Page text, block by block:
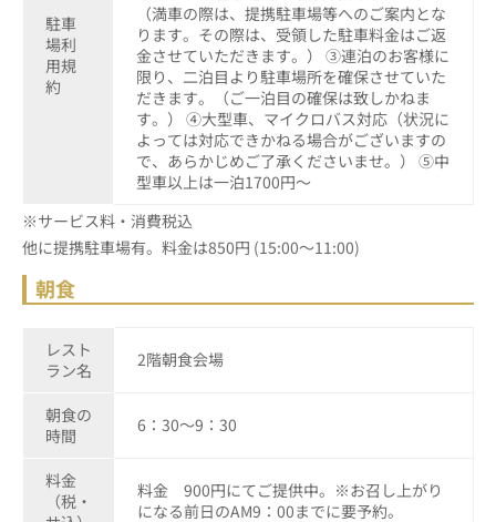
駐車
場利
用規
約
（満車の際は、提携駐車場等へのご案内とな
ります。その際は、受領した駐車料金はご返
金させていただきます。） ③連泊のお客様に
限り、二泊目より駐車場所を確保させていた
だきます。（ご一泊目の確保は致しかねま
す。） ④大型車、マイクロバス対応（状況に
よっては対応できかねる場合がございますの
で、あらかじめご了承くださいませ。） ⑤中
型車以上は一泊1700円～
※サービス料・消費税込
他に提携駐車場有。料金は850円 (15:00～11:00)
朝食
レスト
ラン名
2階朝食会場
朝食の
時間
6：30～9：30
料金
（税・
料金 900円にてご提供中。※お召し上がり
になる前日のAM9：00までに要予約。